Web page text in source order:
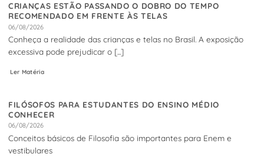
CRIANÇAS ESTÃO PASSANDO O DOBRO DO TEMPO
RECOMENDADO EM FRENTE ÀS TELAS
06/08/2026
Conheça a realidade das crianças e telas no Brasil. A exposição
excessiva pode prejudicar o [...]
Ler Matéria
FILÓSOFOS PARA ESTUDANTES DO ENSINO MÉDIO
CONHECER
06/08/2026
Conceitos básicos de Filosofia são importantes para Enem e
vestibulares